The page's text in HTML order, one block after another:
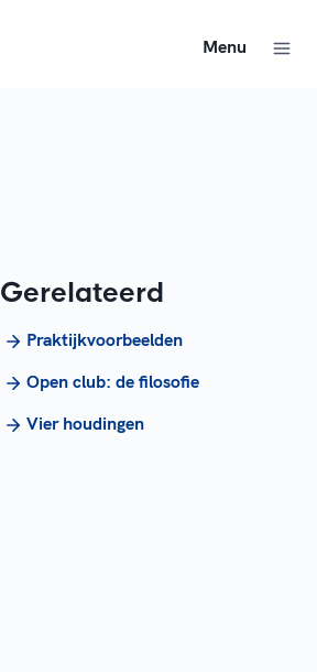
Menu
Gerelateerd
Praktijkvoorbeelden
Open club: de filosofie
Vier houdingen